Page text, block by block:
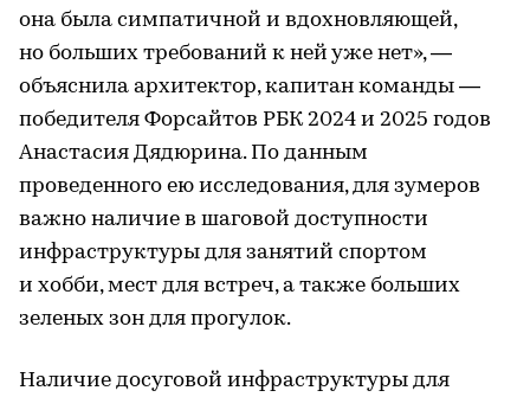
она была симпатичной и вдохновляющей,
но больших требований к ней уже нет», —
объяснила архитектор, капитан команды —
победителя Форсайтов РБК 2024 и 2025 годов
Анастасия Дядюрина. По данным
проведенного ею исследования, для зумеров
важно наличие в шаговой доступности
инфраструктуры для занятий спортом
и хобби, мест для встреч, а также больших
зеленых зон для прогулок.
Наличие досуговой инфраструктуры для